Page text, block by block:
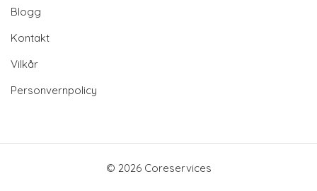
Blogg
Kontakt
Vilkår
Personvernpolicy
© 2026 Coreservices